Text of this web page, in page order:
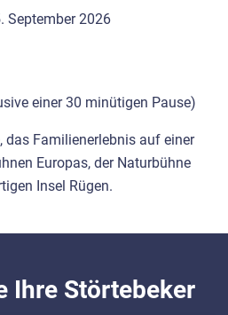
September 2026
einer 30 minütigen Pause)
das Familienerlebnis auf einer
Europas, der Naturbühne
Insel Rügen.
Ihre Störtebeker